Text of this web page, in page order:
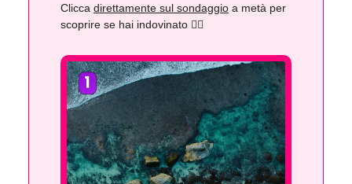
Clicca direttamente sul sondaggio a metà per
scoprire se hai indovinato 👇🏻